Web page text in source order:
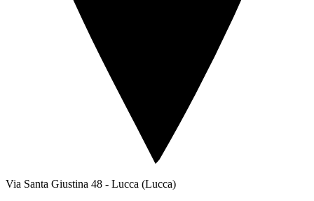
Via Santa Giustina 48 - Lucca (Lucca)